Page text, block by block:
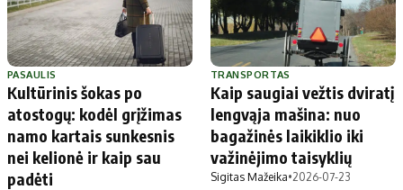
PASAULIS
Kultūrinis šokas po
atostogų: kodėl grįžimas
namo kartais sunkesnis
nei kelionė ir kaip sau
padėti
TRANSPORTAS
Kaip saugiai vežtis dviratį
lengvąja mašina: nuo
bagažinės laikiklio iki
važinėjimo taisyklių
Sigitas Mažeika•2026-07-23